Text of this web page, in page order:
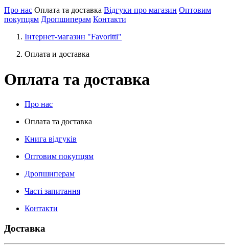
Про нас Оплата та доставка Відгуки про магазин Оптовим
покупцям Дропшиперам Контакти
Інтернет-магазин "Favoritti"
Оплата и доставка
Оплата та доставка
Про нас
Оплата та доставка
Книга відгуків
Оптовим покупцям
Дропшиперам
Часті запитання
Контакти
Доставка